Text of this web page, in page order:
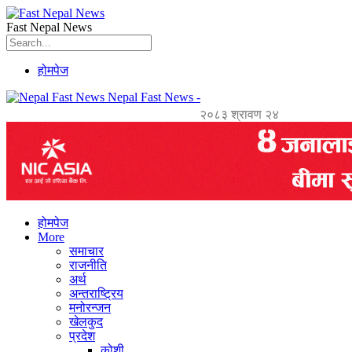
Fast Nepal News
होमपेज
Nepal Fast News -
२०८३ श्रावण २४
होमपेज
More
समाचार
राजनीति
अर्थ
अन्तराष्ट्रिय
मनोरन्जन
खेलकुद
प्रदेश